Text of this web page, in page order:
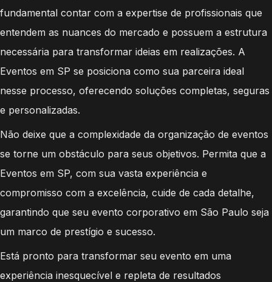
fundamental contar com a expertise de profissionais que
entendem as nuances do mercado e possuem a estrutura
necessária para transformar ideias em realizações. A
Eventos em SP se posiciona como sua parceira ideal
nesse processo, oferecendo soluções completas, seguras
e personalizadas.
Não deixe que a complexidade da organização de eventos
se torne um obstáculo para seus objetivos. Permita que a
Eventos em SP, com sua vasta experiência e
compromisso com a excelência, cuide de cada detalhe,
garantindo que seu evento corporativo em São Paulo seja
um marco de prestígio e sucesso.
Está pronto para transformar seu evento em uma
experiência inesquecível e repleta de resultados